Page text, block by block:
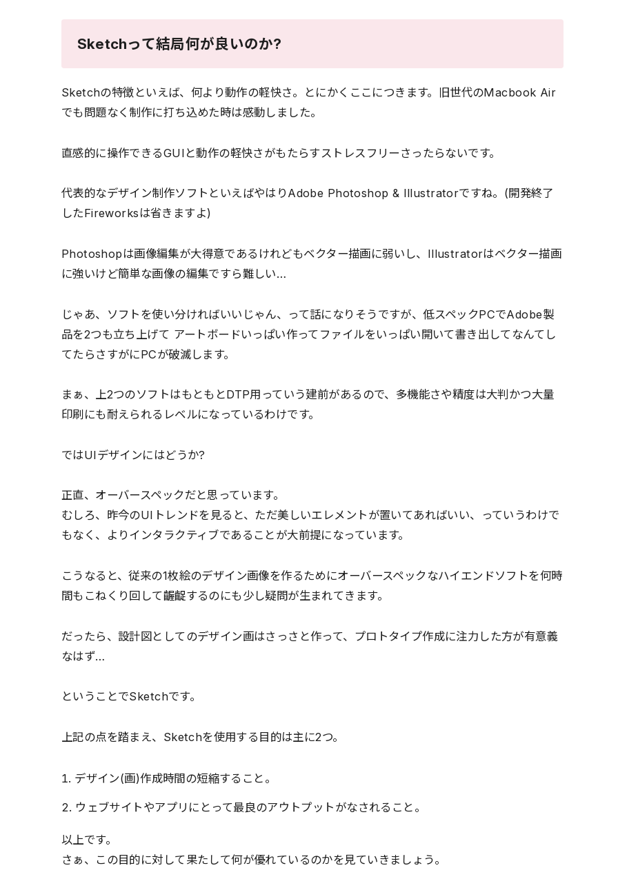
Sketchって結局何が良いのか?
Sketchの特徴といえば、何より動作の軽快さ。とにかくここにつきます。旧世代のMacbook Air
でも問題なく制作に打ち込めた時は感動しました。
直感的に操作できるGUIと動作の軽快さがもたらすストレスフリーさったらないです。
代表的なデザイン制作ソフトといえばやはりAdobe Photoshop & Illustratorですね。(開発終了
したFireworksは省きますよ)
Photoshopは画像編集が大得意であるけれどもベクター描画に弱いし、Illustratorはベクター描画
に強いけど簡単な画像の編集ですら難しい…
じゃあ、ソフトを使い分ければいいじゃん、って話になりそうですが、低スペックPCでAdobe製
品を2つも立ち上げて アートボードいっぱい作ってファイルをいっぱい開いて書き出してなんてし
てたらさすがにPCが破滅します。
まぁ、上2つのソフトはもともとDTP用っていう建前があるので、多機能さや精度は大判かつ大量
印刷にも耐えられるレベルになっているわけです。
ではUIデザインにはどうか?
正直、オーバースペックだと思っています。
むしろ、昨今のUIトレンドを見ると、ただ美しいエレメントが置いてあればいい、っていうわけで
もなく、よりインタラクティブであることが大前提になっています。
こうなると、従来の1枚絵のデザイン画像を作るためにオーバースペックなハイエンドソフトを何時
間もこねくり回して齷齪するのにも少し疑問が生まれてきます。
だったら、設計図としてのデザイン画はさっさと作って、プロトタイプ作成に注力した方が有意義
なはず…
ということでSketchです。
上記の点を踏まえ、Sketchを使用する目的は主に2つ。
デザイン(画)作成時間の短縮すること。
ウェブサイトやアプリにとって最良のアウトプットがなされること。
以上です。
さぁ、この目的に対して果たして何が優れているのかを見ていきましょう。